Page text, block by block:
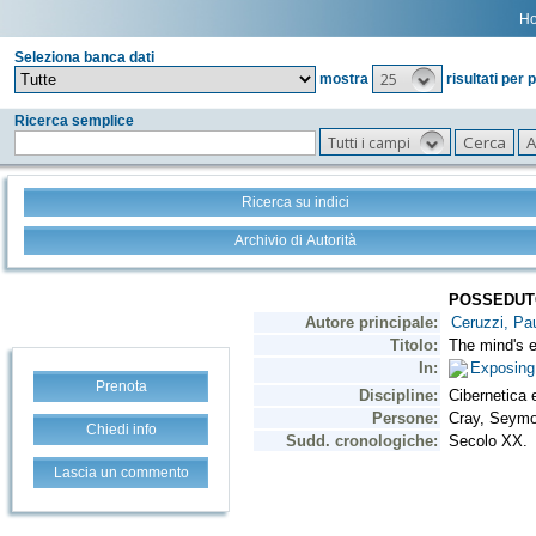
Seleziona banca dati
mostra
25 risultati per
Ricerca semplice
Tutti i campi
Ricerca su indici
Archivio di Autorità
Prenota
Chiedi info
Lascia un commento